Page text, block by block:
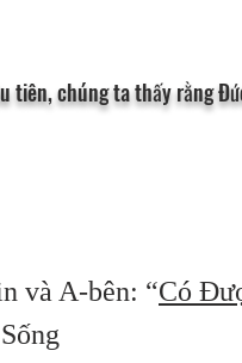
tiên, chúng ta thấy rằng
và A-bên: “Có